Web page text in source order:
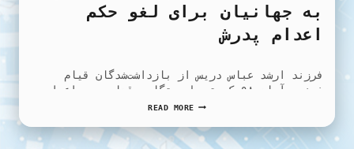
به جهانیان برای لغو حکم
اعدام پدرش
فرزند ارشد عباس دریس از بازداشت‌شدگان قیام
خونین آبان ۹۸ که توسط دستگاه قضایی به اعدام…
READ MOREنامه
فرزند
عباس